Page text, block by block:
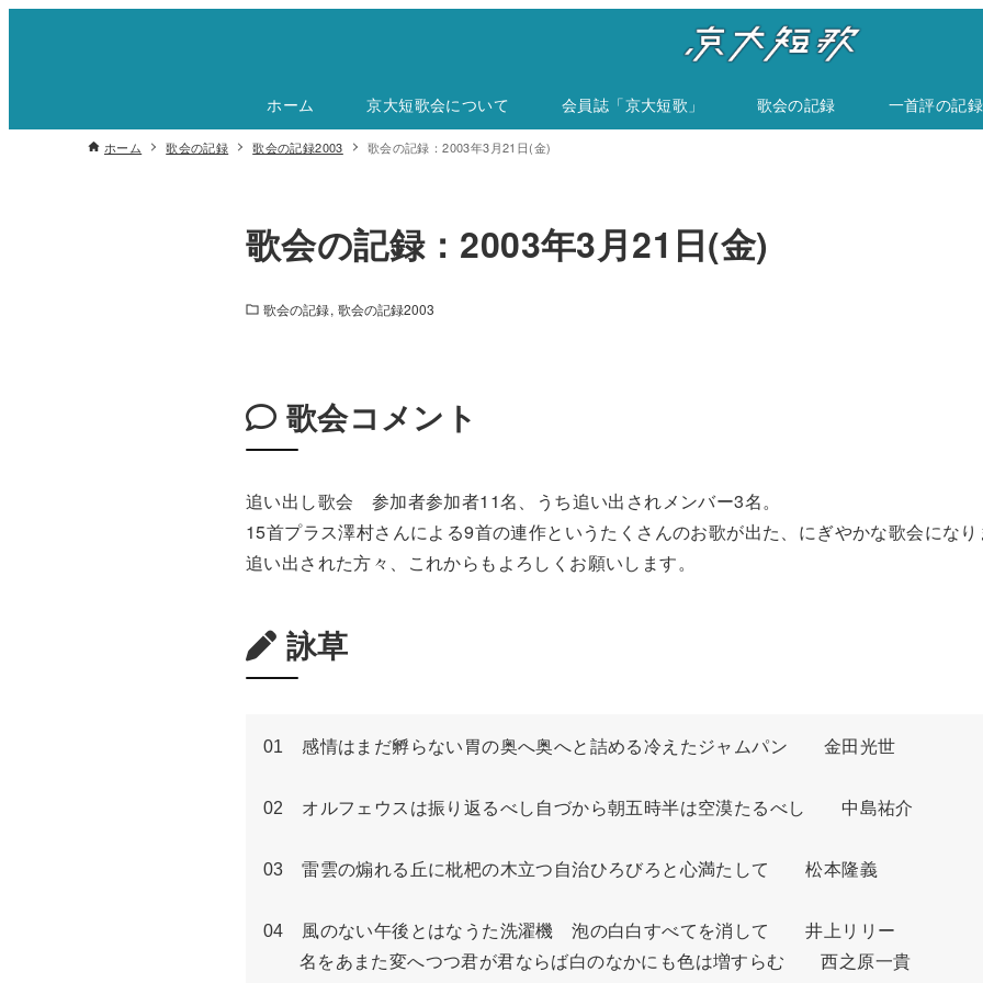
ホーム 京大短歌会について 会員誌「京大短歌」 歌会の記録 一首評の記録
ホーム 歌会の記録 歌会の記録2003 歌会の記録：2003年3月21日(金)
歌会の記録：2003年3月21日(金)
歌会の記録 歌会の記録2003
歌会コメント
追い出し歌会 参加者参加者11名、うち追い出されメンバー3名。
15首プラス澤村さんによる9首の連作というたくさんのお歌が出た、にぎやかな歌会にな
追い出された方々、これからもよろしくお願いします。
詠草
01　感情はまだ孵らない胃の奥へ奥へと詰める冷えたジャムパン　　金田光世
02　オルフェウスは振り返るべし自づから朝五時半は空漠たるべし　　中島祐介
03　雷雲の煽れる丘に枇杷の木立つ自治ひろびろと心満たして　　松本隆義
04　風のない午後とはなうた洗濯機　泡の白白すべてを消して　　井上リリー
名をあまた変へつつ君が君ならば白のなかにも色は増すらむ　　西之原一貴